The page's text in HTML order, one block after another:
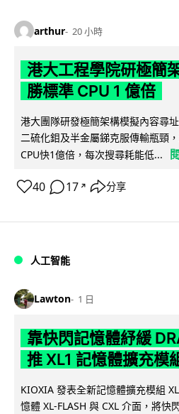
arthur 20 小時
港大工程學院研極簡
勝標準 CPU 1 億倍
港大團隊研發極簡架構模擬內容尋
二硫化鉬及半金屬銻克服傳輸瓶頸
CPU快1億倍，每次搜尋耗能低...
40 17 ↗ 分享
人工智能
Lawton 1 日
靠快閃記憶體紓緩
推 XL1 記憶體擴充模
KIOXIA 發表全新記憶體擴充模組
憶體 XL-FLASH 與 CXL 介面，將快